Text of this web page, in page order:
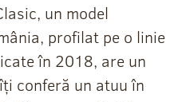
un model
profilat pe o linie
în 2018, are un
conferă un atuu în